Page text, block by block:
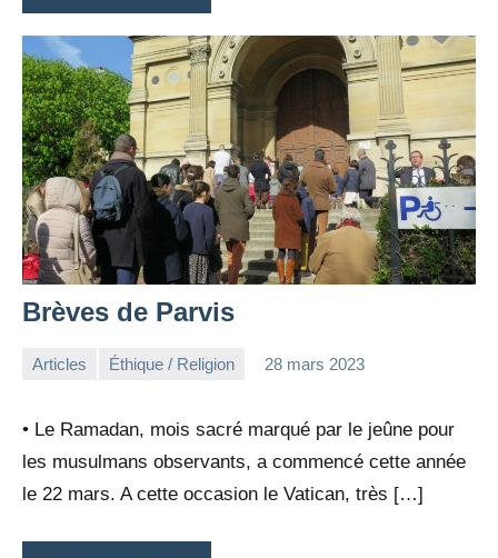
Brèves de Parvis
Articles Éthique / Religion 28 mars 2023
• Le Ramadan, mois sacré marqué par le jeûne pour
les musulmans observants, a commencé cette année
le 22 mars. A cette occasion le Vatican, très […]